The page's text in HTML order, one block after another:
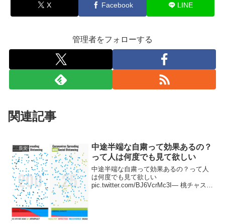
X Facebook LINE
管理者をフォローする
関連記事
長文
中途半端な自粛って効果あるの？
って人は何度でも見て欲しい
中途半端な自粛って効果あるの？って人
は何度でも見て欲しい
pic.twitter.com/BJ6VcrMc3I— 桃チャス??